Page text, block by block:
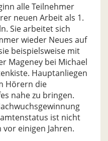
alle Teilnehmer
neuen Arbeit als 1.
Sie arbeitet sich
wieder Neues auf
beispielsweise mit
Mageney bei Michael
Hauptanliegen
Hörern die
nahe zu bringen.
ist nicht
einigen Jahren.